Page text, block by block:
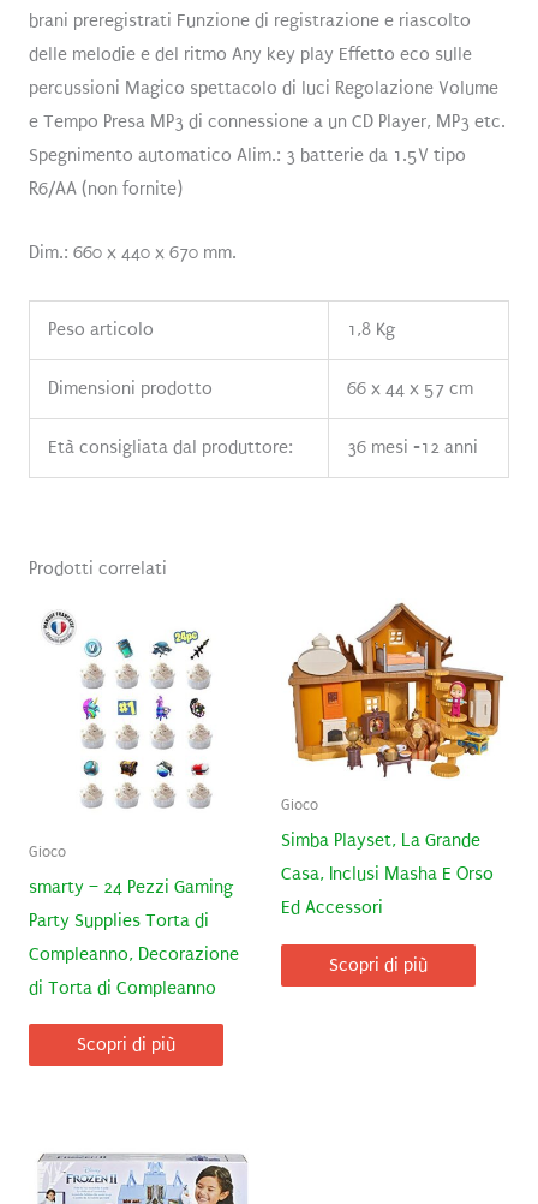
brani preregistrati Funzione di registrazione e riascolto
delle melodie e del ritmo Any key play Effetto eco sulle
percussioni Magico spettacolo di luci Regolazione Volume
e Tempo Presa MP3 di connessione a un CD Player, MP3 etc.
Spegnimento automatico Alim.: 3 batterie da 1.5V tipo
R6/AA (non fornite)
Dim.: 660 x 440 x 670 mm.
Peso articolo 1,8 Kg
Dimensioni prodotto 66 x 44 x 57 cm
Età consigliata dal produttore: 36 mesi -12 anni
Prodotti correlati
Gioco
smarty – 24 Pezzi Gaming
Party Supplies Torta di
Compleanno, Decorazione
di Torta di Compleanno
Scopri di più
Gioco
Simba Playset, La Grande
Casa, Inclusi Masha E Orso
Ed Accessori
Scopri di più